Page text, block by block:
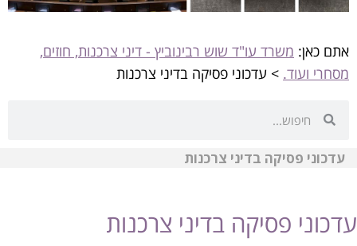
אתם כאן: משרד עו"ד שוש רבינוביץ - דיני צרכנות, חוזים,
מסחרי ועוד. > עדכוני פסיקה בדיני צרכנות
עדכוני פסיקה בדיני צרכנות
עדכוני פסיקה בדיני צרכנות